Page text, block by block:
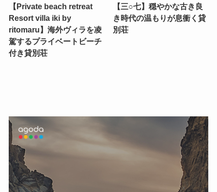
【Private beach retreat
Resort villa iki by
ritomaru】海外ヴィラを凌
駕するプライベートビーチ
付き貸別荘
【三○七】穏やかな古き良
き時代の温もりが息衝く貸
別荘